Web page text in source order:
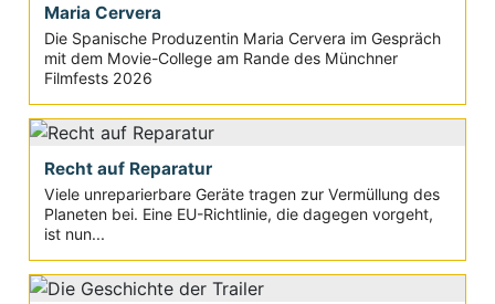
Maria Cervera
Die Spanische Produzentin Maria Cervera im Gespräch
mit dem Movie-College am Rande des Münchner
Filmfests 2026
Recht auf Reparatur
Viele unreparierbare Geräte tragen zur Vermüllung des
Planeten bei. Eine EU-Richtlinie, die dagegen vorgeht,
ist nun...